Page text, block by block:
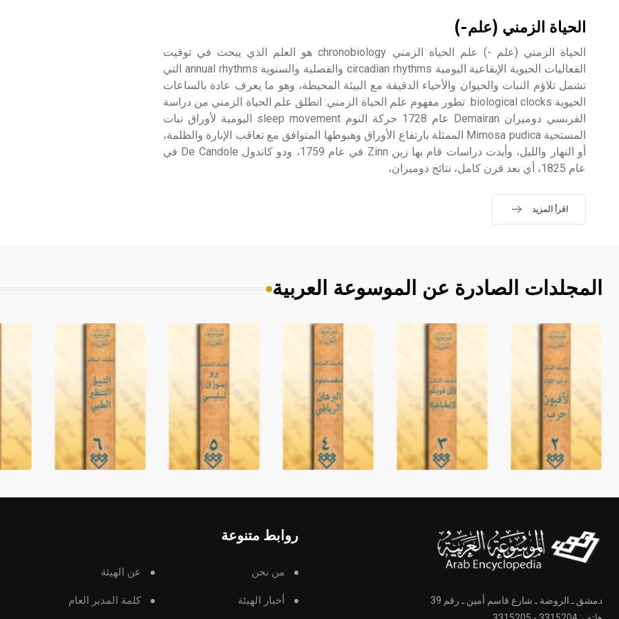
الحياة الزمني (علم-)
الحياة الزمني (علم -) علم الحياة الزمني chronobiology هو العلم الذي يبحث في توقيت
الفعاليات الحيوية الإيقاعية اليومية circadian rhythms والفصلية والسنوية annual rhythms التي
تشمل تلاؤم النبات والحيوان والأحياء الدقيقة مع البيئة المحيطة، وهو ما يعرف عادة بالساعات
الحيوية biological clocks. تطور مفهوم علم الحياة الزمني: انطلق علم الحياة الزمني من دراسة
الفرنسي دوميران Demairan عام 1728 حركة النوم sleep movement اليومية لأوراق نبات
المستحية Mimosa pudica الممثلة بارتفاع الأوراق وهبوطها المتوافق مع تعاقب الإنارة والظلمة،
أو النهار والليل، وأيدت دراسات قام بها زين Zinn في عام 1759، ودو كاندول De Candole في
عام 1825، أي بعد قرن كامل، نتائج دوميران،
اقرأ المزيد
المجلدات الصادرة عن الموسوعة العربية
دمشق ـ الروضة ـ شارع قاسم أمين ـ رقم 39
روابط متنوعة
من نحن عن الهيئة
أخبار الهيئة كلمة المدير العام